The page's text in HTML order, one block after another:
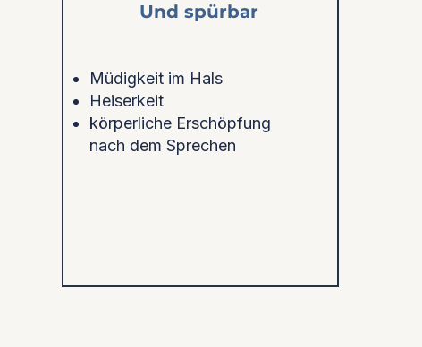
Und spürbar
Müdigkeit im Hals
Heiserkeit
körperliche Erschöpfung
nach dem Sprechen